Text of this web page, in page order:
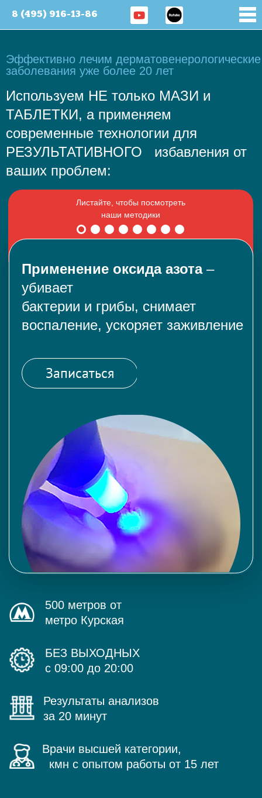
8 (495) 916-13-86
Эффективно лечим дерматовенерологические
заболевания уже более 20 лет
Используем НЕ только МАЗИ и
ТАБЛЕТКИ, а применяем
современные технологии для
РЕЗУЛЬТАТИВНОГО избавления от
ваших проблем:
Применение оксида азота–
убивает
бактерии и грибы, снимает
воспаление, ускоряет заживление
Записаться
500 метров от
метро Курская
БЕЗ ВЫХОДНЫХ
с 09:00 до 20:00
Результаты анализов
за 20 минут
Врачи высшей категории,
кмн с опытом работы от 15 лет